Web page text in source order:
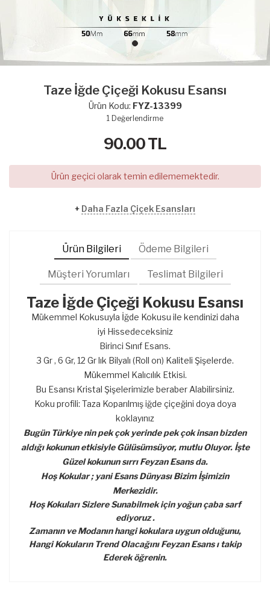
Taze İğde Çiçeği Kokusu Esansı
Ürün Kodu: FYZ-13399
1 Değerlendirme
90.00TL
Ürün geçici olarak temin edilememektedir.
+ Daha Fazla Çiçek Esansları
Ürün Bilgileri Ödeme Bilgileri
Müşteri Yorumları Teslimat Bilgileri
Taze İğde Çiçeği Kokusu Esansı
Mükemmel Kokusuyla İğde Kokusu ile kendinizi daha
iyi Hissedeceksiniz
Birinci Sınıf Esans.
3 Gr , 6 Gr, 12 Gr lık Bilyalı (Roll on) Kaliteli Şişelerde.
Mükemmel Kalıcılık Etkisi.
Bu Esansı Kristal Şişelerimizle beraber Alabilirsiniz.
Koku profili: Taza Koparılmış iğde çiçeğini doya doya
koklayınız
Bugün Türkiye nin pek çok yerinde pek çok insan bizden
aldığı kokunun etkisiyle Gülüsümsüyor, mutlu Oluyor. İşte
Güzel kokunun sırrı Feyzan Esans da.
Hoş Kokular ; yani Esans Dünyası Bizim İşimizin
Merkezidir.
Hoş Kokuları Sizlere Sunabilmek için yoğun çaba sarf
ediyoruz .
Zamanın ve Modanın hangi kokulara uygun olduğunu,
Hangi Kokuların Trend Olacağını Feyzan Esans ı takip
Ederek öğrenin.